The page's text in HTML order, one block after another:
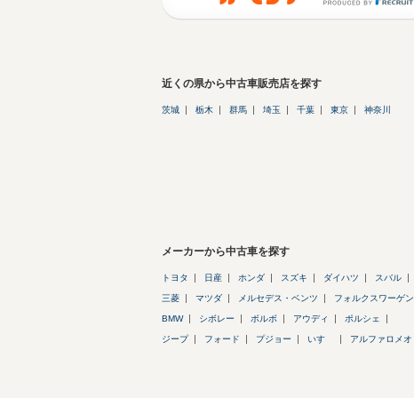
近くの県から中古車販売店を探す
茨城 栃木 群馬 埼玉 千葉 東京 神奈川
メーカーから中古車を探す
トヨタ 日産 ホンダ スズキ ダイハツ スバル
三菱 マツダ メルセデス・ベンツ フォルクスワーゲン
BMW シボレー ボルボ アウディ ポルシェ
ジープ フォード プジョー いすゞ アルファロメオ